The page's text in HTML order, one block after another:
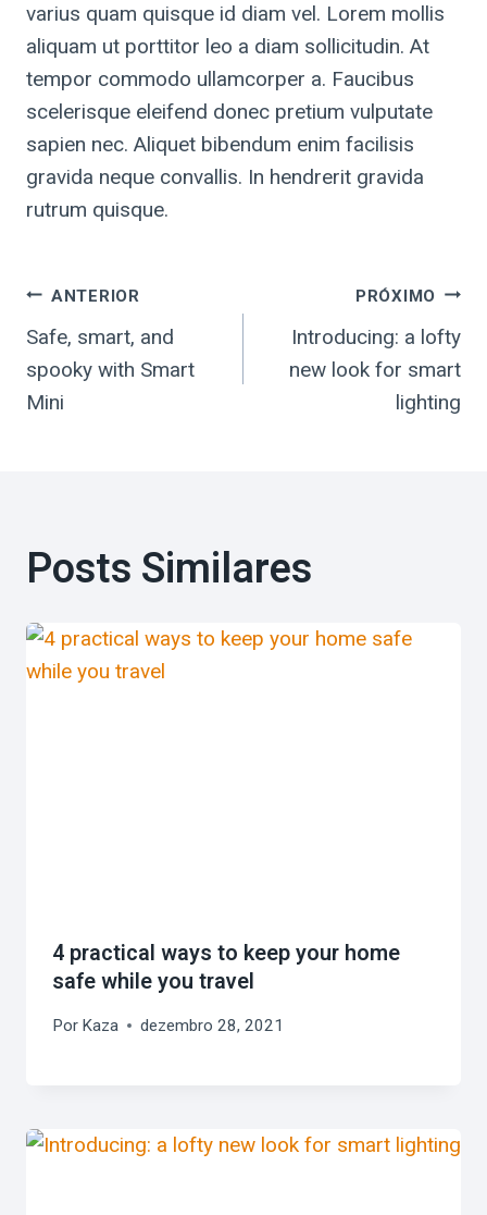
varius quam quisque id diam vel. Lorem mollis
aliquam ut porttitor leo a diam sollicitudin. At
tempor commodo ullamcorper a. Faucibus
scelerisque eleifend donec pretium vulputate
sapien nec. Aliquet bibendum enim facilisis
gravida neque convallis. In hendrerit gravida
rutrum quisque.
ANTERIOR
Safe, smart, and
spooky with Smart
Mini
PRÓXIMO
​Introducing: a lofty
new look for smart
lighting
Posts Similares
4 practical ways to keep your home
safe while you travel
Por Kaza dezembro 28, 2021